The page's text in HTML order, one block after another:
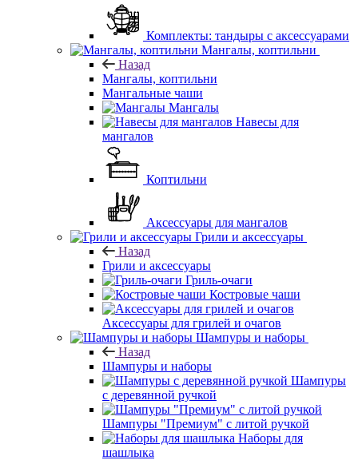
Комплекты: тандыры с аксессуарами
Мангалы, коптильни
Назад
Мангалы, коптильни
Мангальные чаши
Мангалы
Навесы для
мангалов
Коптильни
Аксессуары для мангалов
Грили и аксессуары
Назад
Грили и аксессуары
Гриль-очаги
Костровые чаши
Аксессуары для грилей и очагов
Шампуры и наборы
Назад
Шампуры и наборы
Шампуры
с деревянной ручкой
Шампуры "Премиум" с литой ручкой
Наборы для
шашлыка